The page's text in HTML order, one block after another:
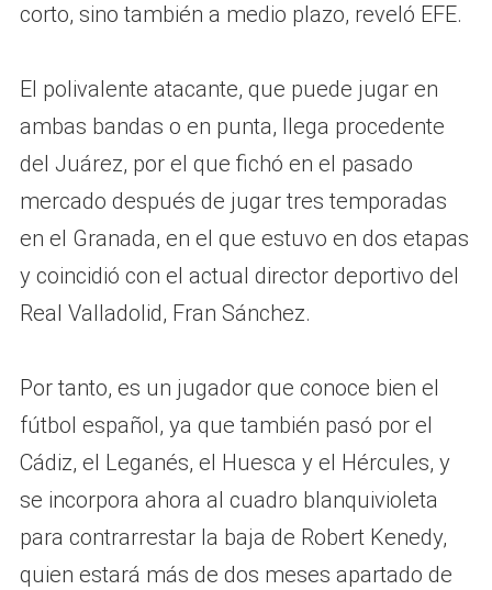
corto, sino también a medio plazo, reveló EFE.
El polivalente atacante, que puede jugar en
ambas bandas o en punta, llega procedente
del Juárez, por el que fichó en el pasado
mercado después de jugar tres temporadas
en el Granada, en el que estuvo en dos etapas
y coincidió con el actual director deportivo del
Real Valladolid, Fran Sánchez.
Por tanto, es un jugador que conoce bien el
fútbol español, ya que también pasó por el
Cádiz, el Leganés, el Huesca y el Hércules, y
se incorpora ahora al cuadro blanquivioleta
para contrarrestar la baja de Robert Kenedy,
quien estará más de dos meses apartado de